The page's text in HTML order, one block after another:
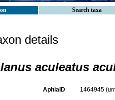
Search taxa
details
aculeatus
AphiaID 1464945